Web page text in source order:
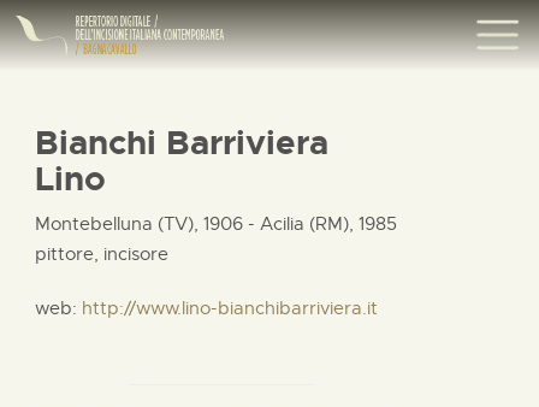
Bianchi Barriviera
Lino
Montebelluna (TV), 1906 - Acilia (RM), 1985
pittore, incisore
web: http://www.lino-bianchibarriviera.it